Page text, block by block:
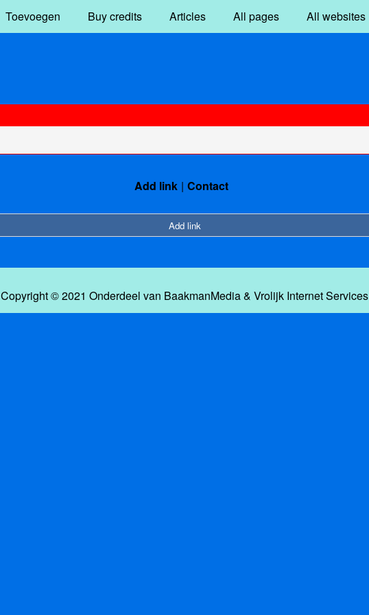
Toevoegen Buy credits Articles All pages All websites
Add link Contact
Add link
Copyright © 2021 Onderdeel van BaakmanMedia& Vrolijk Internet Services